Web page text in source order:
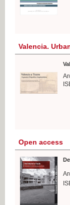
Valencia.
Open access